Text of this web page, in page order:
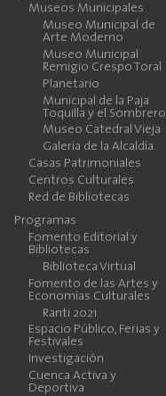
Museos Municipales
Museo Municipal de
Arte Moderno
Museo Municipal
Remigio Crespo Toral
Planetario
Municipal de la Paja
Toquilla y el Sombrero
Museo Catedral Vieja
Galería de la Alcaldía
Casas Patrimoniales
Centros Culturales
Red de Bibliotecas
Programas
Fomento Editorial y
Bibliotecas
Biblioteca Virtual
Fomento de las Artes y
Economías Culturales
Ranti 2021
Espacio Público, Ferias y
Festivales
Investigación
Cuenca Activa y
Deportiva